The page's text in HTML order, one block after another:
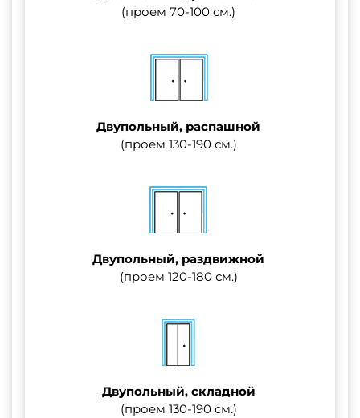
(проем 70-100 см.)
Двупольный, распашной
(проем 130-190 см.)
Двупольный, раздвижной
(проем 120-180 см.)
Двупольный, складной
(проем 130-190 см.)